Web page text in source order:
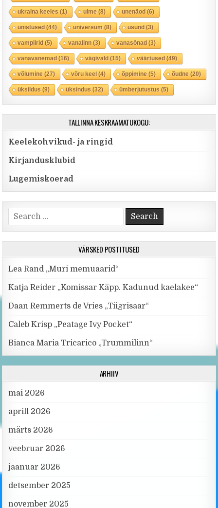
ukraina keeles (1) ulme (8) unenäod(6)
unistused(44) universum (8) usund(3)
vampiirid(5) vanalinn(3) vanasõnad(3)
vanavanemad(16) vägivald(15) väärtused(49)
võlumine (27) võru keel(4) õppimine (5) õudne (20)
üksildus (9) üksindus (32) ümberjutustus (5)
TALLINNA KESKRAAMATUKOGU:
Keelekohvikud- ja ringid
Kirjandusklubid
Lugemiskoerad
Search for:
VÄRSKED POSTITUSED
Lea Rand „Muri memuaarid“
Katja Reider „Komissar Käpp. Kadunud kaelakee“
Daan Remmerts de Vries „Tiigrisaar“
Caleb Krisp „Peatage Ivy Pocket“
Bianca Maria Tricarico „Trummilinn“
ARHIIV
mai 2026
aprill 2026
märts 2026
veebruar 2026
jaanuar 2026
detsember 2025
november 2025